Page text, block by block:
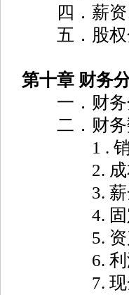
四．薪资
五．股权
第十章 财务
一．财务
二．财务
1 . 销售
2. 成本
3. 薪金
4. 固定
5. 资产
6. 利润
7. 现金